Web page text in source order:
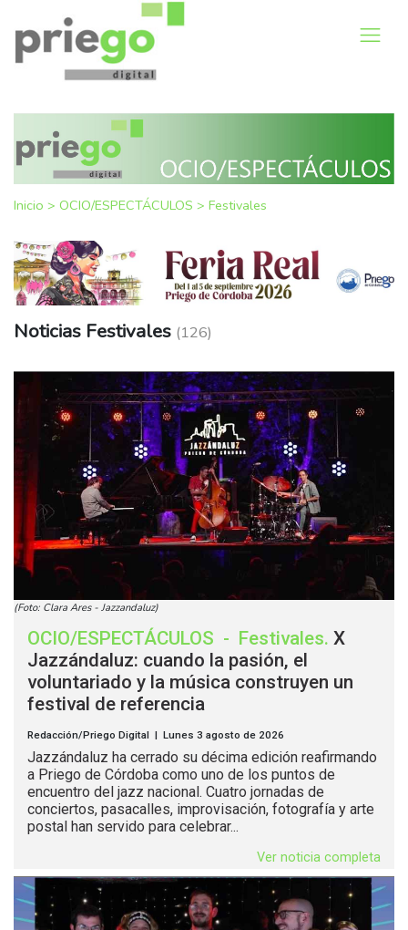
Inicio > OCIO/ESPECTÁCULOS > Festivales
Noticias Festivales (126)
(Foto: Clara Ares - Jazzandaluz)
OCIO/ESPECTÁCULOS - Festivales. X
Jazzándaluz: cuando la pasión, el
voluntariado y la música construyen un
festival de referencia
Redacción/Priego Digital | Lunes 3 agosto de 2026
Jazzándaluz ha cerrado su décima edición reafirmando
a Priego de Córdoba como uno de los puntos de
encuentro del jazz nacional. Cuatro jornadas de
conciertos, pasacalles, improvisación, fotografía y arte
postal han servido para celebrar...
Ver noticia completa